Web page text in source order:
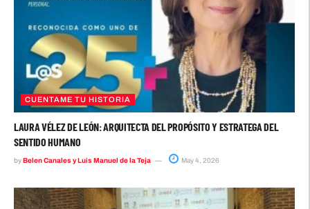
CUENTAME TU HISTORIA
LAURA VÉLEZ DE LEÓN: ARQUITECTA DEL PROPÓSITO Y ESTRATEGA DEL
SENTIDO HUMANO
byBelen Canales y Luis Manuel de la Teja May 4, 2026